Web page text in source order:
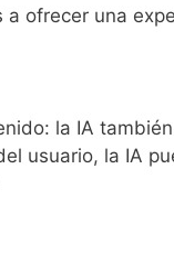
a ofrecer una
la IA
usuario, la IA